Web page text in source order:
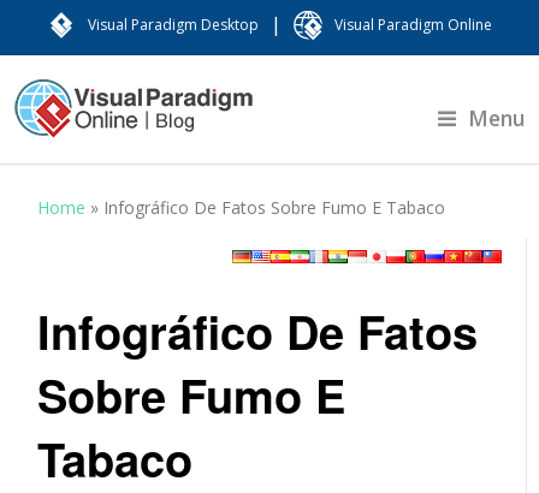
Visual Paradigm Desktop | Visual Paradigm Online
Menu
Home » Infográfico De Fatos Sobre Fumo E Tabaco
Infográfico De Fatos
Sobre Fumo E
Tabaco